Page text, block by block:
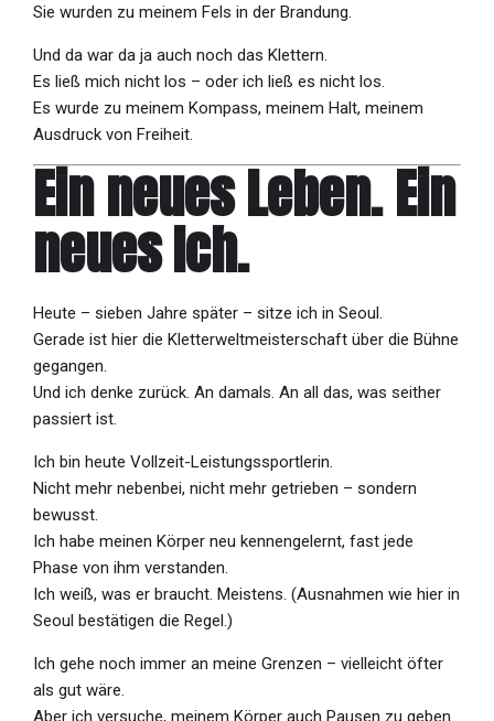
Sie wurden zu meinem Fels in der Brandung.
Und da war da ja auch noch das Klettern.
Es ließ mich nicht los – oder ich ließ es nicht los.
Es wurde zu meinem Kompass, meinem Halt, meinem
Ausdruck von Freiheit.
Ein neues Leben. Ein
neues Ich.
Heute – sieben Jahre später – sitze ich in Seoul.
Gerade ist hier die Kletterweltmeisterschaft über die Bühne
gegangen.
Und ich denke zurück. An damals. An all das, was seither
passiert ist.
Ich bin heute Vollzeit-Leistungssportlerin.
Nicht mehr nebenbei, nicht mehr getrieben – sondern
bewusst.
Ich habe meinen Körper neu kennengelernt, fast jede
Phase von ihm verstanden.
Ich weiß, was er braucht. Meistens. (Ausnahmen wie hier in
Seoul bestätigen die Regel.)
Ich gehe noch immer an meine Grenzen – vielleicht öfter
als gut wäre.
Aber ich versuche, meinem Körper auch Pausen zu geben.